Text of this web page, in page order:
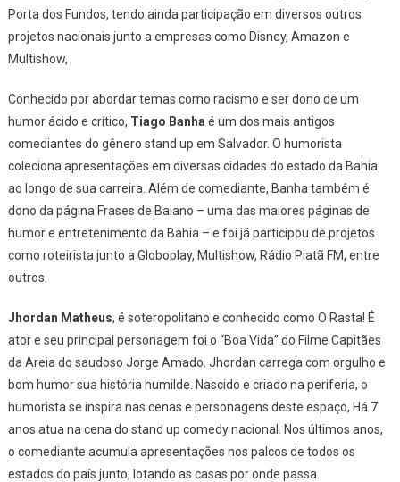
Porta dos Fundos, tendo ainda participação em diversos outros
projetos nacionais junto a empresas como Disney, Amazon e
Multishow,
Conhecido por abordar temas como racismo e ser dono de um
humor ácido e crítico, Tiago Banha é um dos mais antigos
comediantes do gênero stand up em Salvador. O humorista
coleciona apresentações em diversas cidades do estado da Bahia
ao longo de sua carreira. Além de comediante, Banha também é
dono da página Frases de Baiano – uma das maiores páginas de
humor e entretenimento da Bahia – e foi já participou de projetos
como roteirista junto a Globoplay, Multishow, Rádio Piatã FM, entre
outros.
Jhordan Matheus, é soteropolitano e conhecido como O Rasta! É
ator e seu principal personagem foi o “Boa Vida” do Filme Capitães
da Areia do saudoso Jorge Amado. Jhordan carrega com orgulho e
bom humor sua história humilde. Nascido e criado na periferia, o
humorista se inspira nas cenas e personagens deste espaço, Há 7
anos atua na cena do stand up comedy nacional. Nos últimos anos,
o comediante acumula apresentações nos palcos de todos os
estados do país junto, lotando as casas por onde passa.